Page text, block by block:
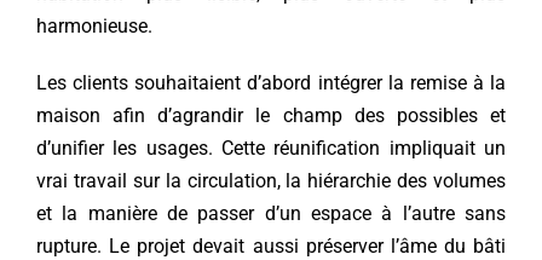
harmonieuse.
Les clients souhaitaient d’abord intégrer la remise à la
maison afin d’agrandir le champ des possibles et
d’unifier les usages. Cette réunification impliquait un
vrai travail sur la circulation, la hiérarchie des volumes
et la manière de passer d’un espace à l’autre sans
rupture. Le projet devait aussi préserver l’âme du bâti